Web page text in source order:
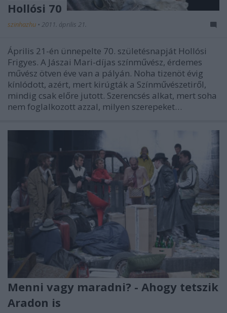
Hollósi 70
szinhazhu • 2011. április 21.
Április 21-én ünnepelte 70. születésnapját Hollósi
Frigyes. A Jászai Mari-díjas színművész, érdemes
művész ötven éve van a pályán. Noha tizenöt évig
kínlódott, azért, mert kirúgták a Színművészetiről,
mindig csak előre jutott. Szerencsés alkat, mert soha
nem foglalkozott azzal, milyen szerepeket…
Menni vagy maradni? - Ahogy tetszik
Aradon is